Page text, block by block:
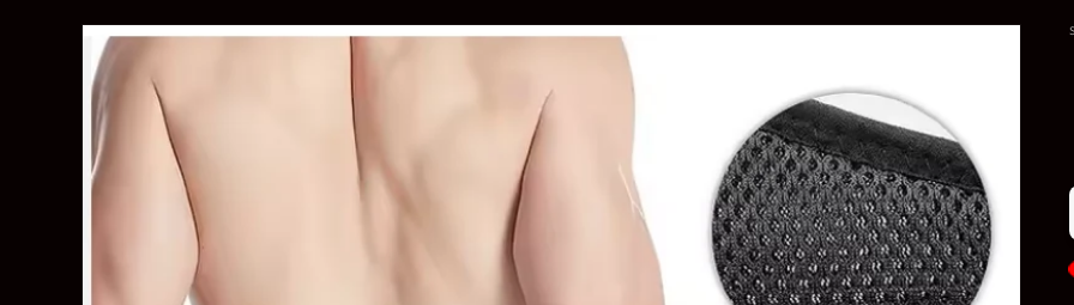
Salt la
informațiile
produs